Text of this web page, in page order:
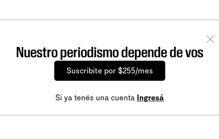
Nuestro periodismo depende de vos
Suscribite por $255/mes
Si ya tenés una cuenta Ingresá